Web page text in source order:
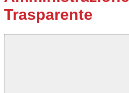
Trasparente